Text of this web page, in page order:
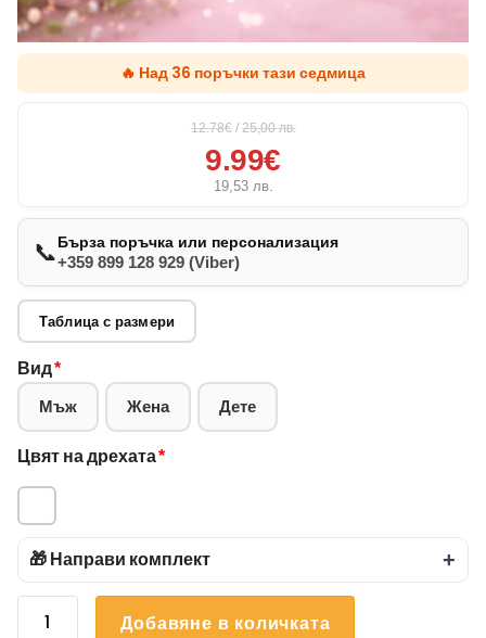
🔥 Над 36 поръчки тази седмица
12.78€ / 25,00лв.
9.99€
19,53 лв.
📞Бърза поръчка или персонализация
+359 899 128 929 (Viber)
Таблица с размери
Вид*
Мъж Жена Дете
Цвят на дрехата*
🎁 Направи комплект +
количество
Добавяне в количката